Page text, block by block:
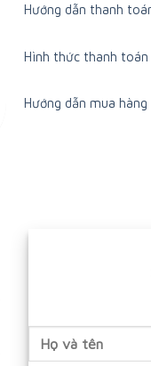
Hướng dẫn thanh
Hình thức thanh toán
Hướng dẫn mua hàng